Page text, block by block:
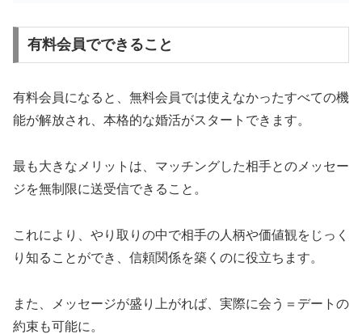
有料会員でできること
有料会員になると、無料会員では使えなかったすべての機
能が解放され、本格的な婚活がスタートできます。
最も大きなメリットは、マッチングした相手とのメッセー
ジを無制限に送受信できること。
これにより、やり取りの中で相手の人柄や価値観をじっく
り知ることができ、信頼関係を築くのに役立ちます。
また、メッセージが盛り上がれば、実際に会う＝デートの
約束も可能に。